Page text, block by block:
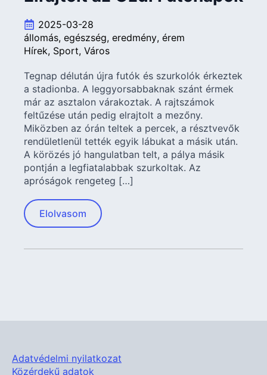
2025-03-28
állomás egészség eredmény érem
Hírek Sport Város
Tegnap délután újra futók és szurkolók érkeztek
a stadionba. A leggyorsabbaknak szánt érmek
már az asztalon várakoztak. A rajtszámok
feltűzése után pedig elrajtolt a mezőny.
Miközben az órán teltek a percek, a résztvevők
rendületlenül tették egyik lábukat a másik után.
A körözés jó hangulatban telt, a pálya másik
pontján a legfiatalabbak szurkoltak. Az
apróságok rengeteg […]
Elolvasom
Adatvédelmi nyilatkozat
Közérdekű adatok